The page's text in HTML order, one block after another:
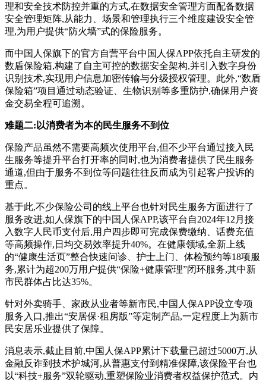
理和安全技术防控并重的方式,在数据安全管理方面配备数据
安全管理矩阵,从能力、场景和管理执行三个维度建设安全管
理,为用户提供“防火墙”式的保险服务。
而中国人保旗下的官方自营平台中国人保APP依托自主研发的
数盾保险箱,构建了自主可控的数据安全架构,并引入数字身份
识别技术,实现用户信息加密传输与分级授权管理‌。此外,“数盾
保险箱”项目通过动态验证、生物识别等多重防护,确保用户资
金交易全程可追溯。
难题二:以消费者为本的民生服务不到位
保险产品虽然不需要高频次使用平台,但不少平台通过接入民
生服务等提升平台打开率的同时,也为消费者提供了民生服务
通道,但由于服务不到位等问题往往反而成为引起客户投诉的
重点。
基于此,不少保险公司的线上平台也针对民生服务方面进行了
服务改进,如人保旗下的中国人保APP,该平台自2024年12月接
入数字人民币支付后,用户四步即可完成保费缴纳、话费充值
等高频操作,日均交易效率提升40%‌。在健康领域,全新上线
的“健康生活页”整合快速问诊、护士上门、体检预约等18项服
务,累计为超200万用户提供“保险+健康管理”闭环服务,其中新
市民群体占比达35%‌。
‌针对外卖骑手、家政从业者等新市民,中国人保APP设立专项
服务入口,推出“安居保·租房版”等定制产品,一定程度上为新市
民安居乐业提供了保障。
消息表示,截止目前,中国人保APP累计下载量已超过5000万,从
金融反诈到技术护城河,从普惠支付到精准保障,该保险平台也
以“科技+服务”双轮驱动,重塑保险业消费者权益保护范式。内